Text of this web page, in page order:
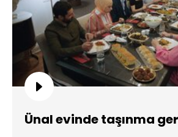
Ünal evinde taşınma